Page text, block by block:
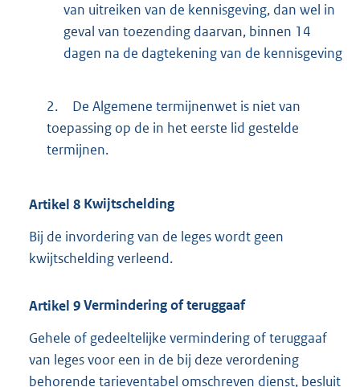
van uitreiken van de kennisgeving, dan wel in
geval van toezending daarvan, binnen 14
dagen na de dagtekening van de kennisgeving
2.
De Algemene termijnenwet is niet van
toepassing op de in het eerste lid gestelde
termijnen.
Artikel 8 Kwijtschelding
Bij de invordering van de leges wordt geen
kwijtschelding verleend.
Artikel 9Vermindering of teruggaaf
Gehele of gedeeltelijke vermindering of teruggaaf
van leges voor een in de bij deze verordening
behorende tarieventabel omschreven dienst, besluit